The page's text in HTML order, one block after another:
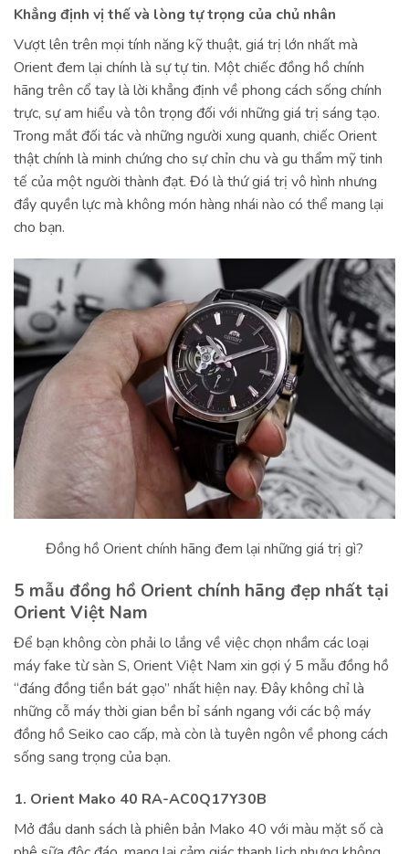
Khẳng định vị thế và lòng tự trọng của chủ nhân
Vượt lên trên mọi tính năng kỹ thuật, giá trị lớn nhất mà
Orient đem lại chính là sự tự tin. Một chiếc đồng hồ chính
hãng trên cổ tay là lời khẳng định về phong cách sống chính
trực, sự am hiểu và tôn trọng đối với những giá trị sáng tạo.
Trong mắt đối tác và những người xung quanh, chiếc Orient
thật chính là minh chứng cho sự chỉn chu và gu thẩm mỹ tinh
tế của một người thành đạt. Đó là thứ giá trị vô hình nhưng
đầy quyền lực mà không món hàng nhái nào có thể mang lại
cho bạn.
Đồng hồ Orient chính hãng đem lại những giá trị gì?
5 mẫu đồng hồ Orient chính hãng đẹp nhất tại
Orient Việt Nam
Để bạn không còn phải lo lắng về việc chọn nhầm các loại
máy fake từ sàn S, Orient Việt Nam xin gợi ý 5 mẫu đồng hồ
“đáng đồng tiền bát gạo” nhất hiện nay. Đây không chỉ là
những cỗ máy thời gian bền bỉ sánh ngang với các bộ máy
đồng hồ Seiko cao cấp, mà còn là tuyên ngôn về phong cách
sống sang trọng của bạn.
1. Orient Mako 40 RA-AC0Q17Y30B
Mở đầu danh sách là phiên bản Mako 40 với màu mặt số cà